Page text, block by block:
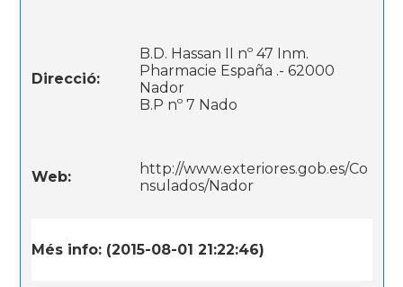
Direcció:
B.D. Hassan II nº 47 Inm.
Pharmacie España .- 62000
Nador
B.P nº 7 Nado
Web:
http://www.exteriores.gob.es/Co
nsulados/Nador
Més info: (2015-08-01 21:22:46)